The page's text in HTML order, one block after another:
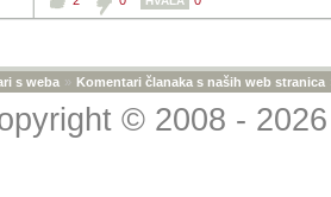
s weba » Komentari članaka s naših web stranica
© 2008 -